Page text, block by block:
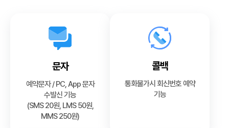
문자
예약문자 / PC, App 문자
수발신 기능
(SMS 20원, LMS 50원,
MMS 250원)
콜백
통화불가시 회신번호 예약
기능